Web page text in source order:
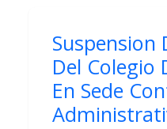
Suspension
Del Colegio
En Sede